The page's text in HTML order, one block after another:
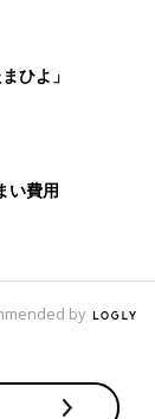
トラブル 解決テ
ひよ」
い費用
by